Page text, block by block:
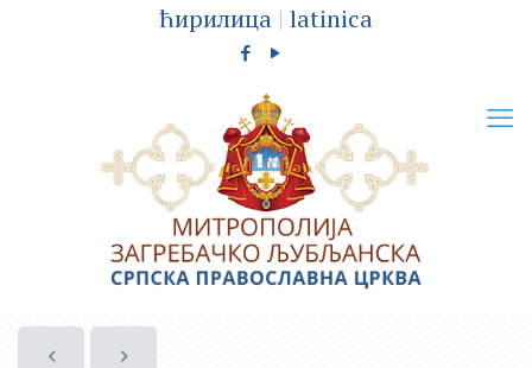
ћирилица | latinica